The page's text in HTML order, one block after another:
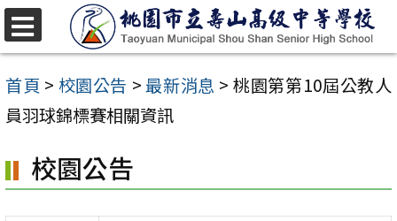
跳
至
主
要
容
區
首頁 > 校園公告 >最新消息 > 桃園第第10屆公教人
員羽球錦標賽相關資訊
校園公告
選
單